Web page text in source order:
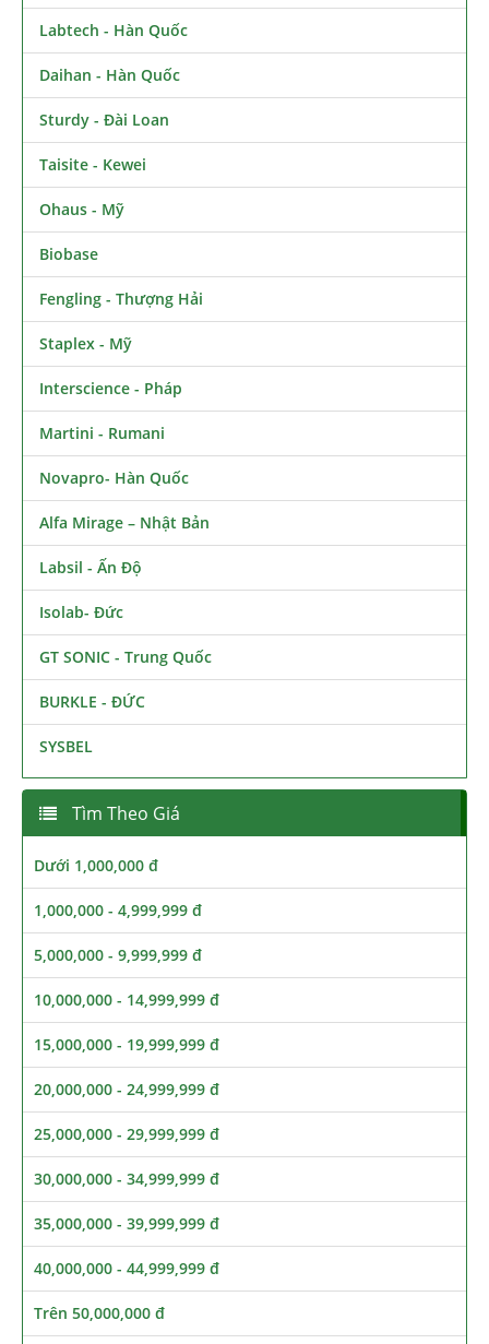
Labtech - Hàn Quốc
Daihan - Hàn Quốc
Sturdy - Đài Loan
Taisite - Kewei
Ohaus - Mỹ
Biobase
Fengling - Thượng Hải
Staplex - Mỹ
Interscience - Pháp
Martini - Rumani
Novapro- Hàn Quốc
Alfa Mirage – Nhật Bản
Labsil - Ấn Độ
Isolab- Đức
GT SONIC - Trung Quốc
BURKLE - ĐỨC
SYSBEL
Tìm Theo Giá
Dưới 1,000,000 đ
1,000,000 - 4,999,999 đ
5,000,000 - 9,999,999 đ
10,000,000 - 14,999,999 đ
15,000,000 - 19,999,999 đ
20,000,000 - 24,999,999 đ
25,000,000 - 29,999,999 đ
30,000,000 - 34,999,999 đ
35,000,000 - 39,999,999 đ
40,000,000 - 44,999,999 đ
Trên 50,000,000 đ